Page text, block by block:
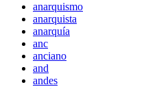
anarquismo
anarquista
anarquía
anc
anciano
and
andes